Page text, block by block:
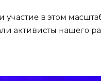
участие в этом
активисты нашего